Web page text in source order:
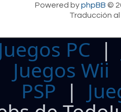
Powered byphpBB ©
Traducción
Juegos PC
Juegos Wii
PSP |